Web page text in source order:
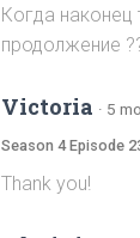
Когда наконец
продолжение
Victoria · 5
Season 4 Episode
Thank you!